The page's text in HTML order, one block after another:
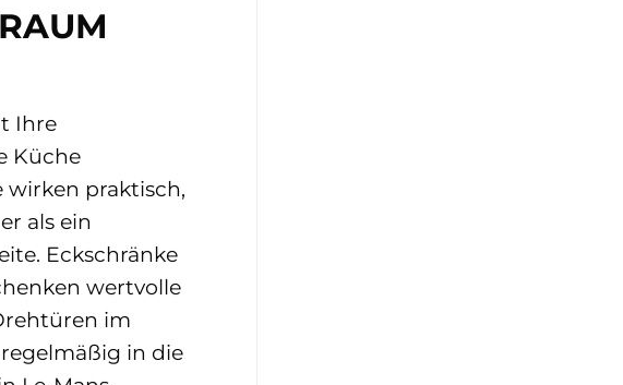
Ihre
Küche
wirken praktisch,
als ein
Eckschränke
wertvolle
im
in die